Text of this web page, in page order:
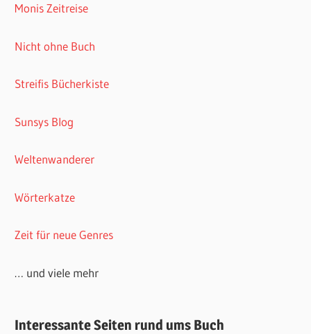
Monis Zeitreise
Nicht ohne Buch
Streifis Bücherkiste
Sunsys Blog
Weltenwanderer
Wörterkatze
Zeit für neue Genres
… und viele mehr
Interessante Seiten rund ums Buch